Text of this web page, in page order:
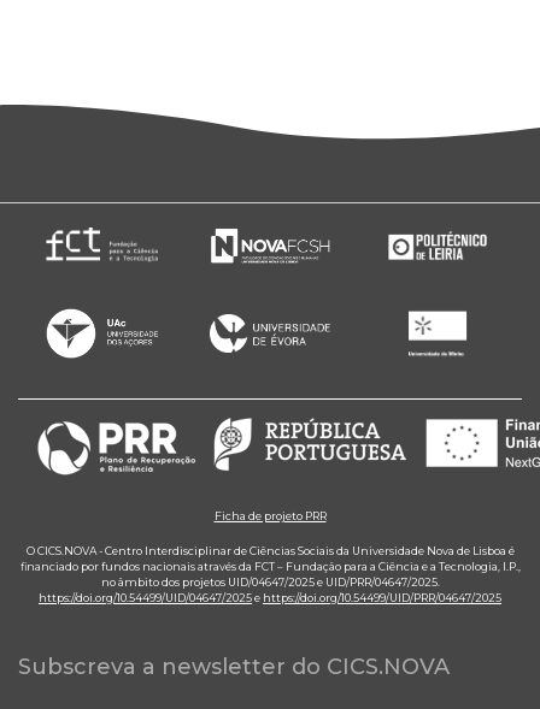
Ficha de projeto PRR
O CICS.NOVA - Centro Interdisciplinar de Ciências Sociais da Universidade Nova de Lisboa é
financiado por fundos nacionais através da FCT – Fundação para a Ciência e a Tecnologia, I.P.,
no âmbito dos projetos UID/04647/2025 e UID/PRR/04647/2025.
https://doi.org/10.54499/UID/04647/2025e https://doi.org/10.54499/UID/PRR/04647/2025
Subscreva a newsletter do CICS.NOVA